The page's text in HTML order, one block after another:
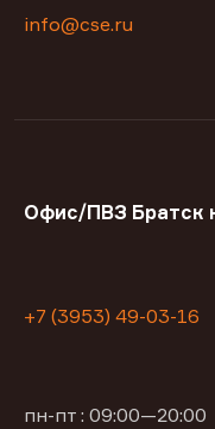
info@cse.ru
Офис/ПВЗ Братск
+7 (3953) 49-03-16
пн-пт : 09:00—20:00